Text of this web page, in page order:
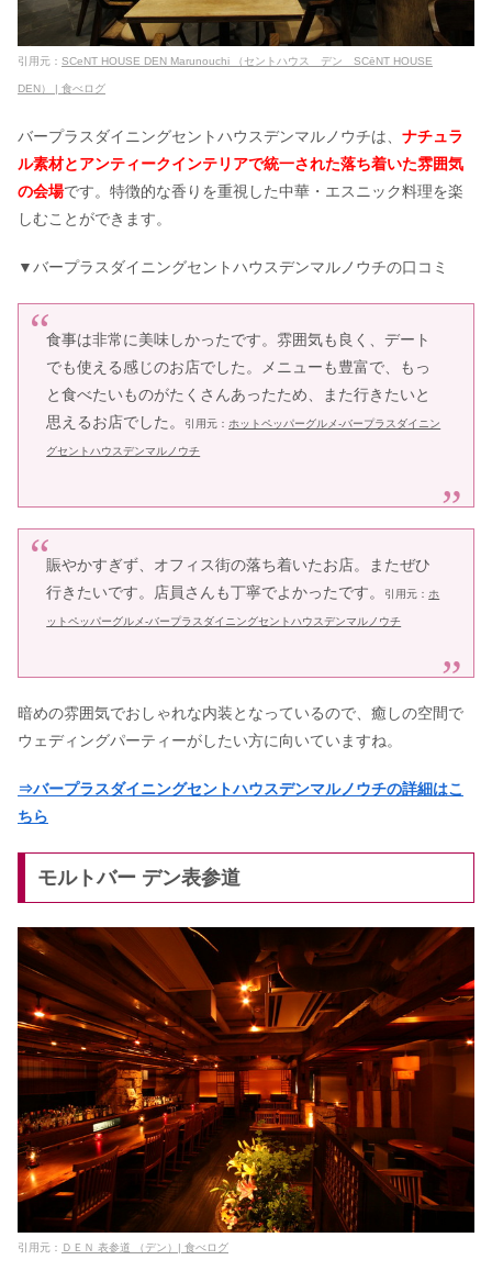
引用元： SCeNT HOUSE DEN Marunouchi （セントハウス デン SCēNT HOUSE
DEN） | 食べログ
バープラスダイニングセントハウスデンマルノウチは、 ナチュラ
ル素材とアンティークインテリアで統一された落ち着いた雰囲気
の会場です。 特徴的な香りを重視した中華・エスニック料理を楽
しむことができます。
▼バープラスダイニングセントハウスデンマルノウチの口コミ
食事は非常に美味しかったです。雰囲気も良く、デート
でも使える感じのお店でした。メニューも豊富で、もっ
と食べたいものがたくさんあったため、また行きたいと
思えるお店でした。
引用元： ホットペッパーグルメ-バープラスダイニン
グセントハウスデンマルノウチ
賑やかすぎず、オフィス街の落ち着いたお店。またぜひ
行きたいです。店員さんも丁寧でよかったです。
引用元： ホ
ットペッパーグルメ-バープラスダイニングセントハウスデンマルノウチ
暗めの雰囲気でおしゃれな内装となっているので、癒しの空間で
ウェディングパーティーがしたい方に向いていますね。
⇒バープラスダイニングセントハウスデンマルノウチの詳細はこ
ちら
モルトバー デン表参道
引用元： ＤＥＮ 表参道 （デン）| 食べログ